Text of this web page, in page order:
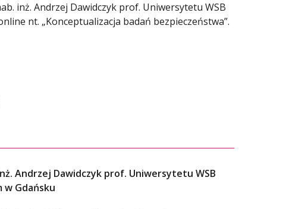
inż. Andrzej Dawidczyk prof. Uniwersytetu WSB
nt. „Konceptualizacja badań bezpieczeństwa”.
Andrzej Dawidczyk prof. Uniwersytetu WSB
w Gdańsku